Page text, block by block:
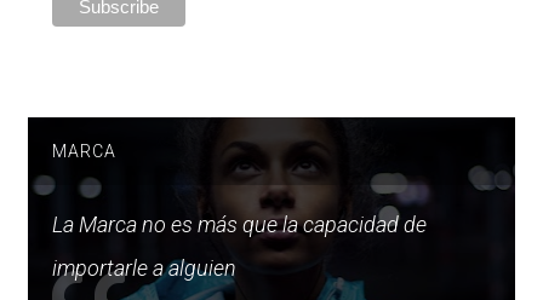
MARCA
La Marca no es más que la capacidad de
importarle a alguien